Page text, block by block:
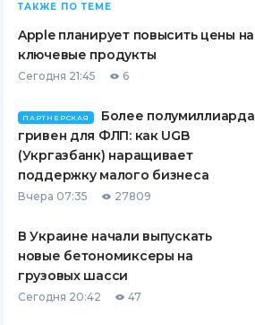
ТАКЖЕ ПО ТЕМЕ
Apple планирует повысить цены на
ключевые продукты
Сегодня 21:45 6
ПАРТНЕРСКАЯ
Более полумиллиарда
гривен для ФЛП: как UGB
(Укргазбанк) наращивает
поддержку малого бизнеса
Вчера 07:35 27809
В Украине начали выпускать
новые бетономиксеры на
грузовых шасси
Сегодня 20:42 47